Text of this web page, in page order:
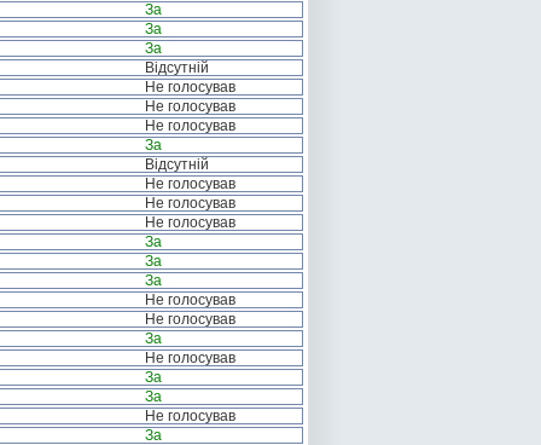
За
За
За
Відсутній
Не голосував
Не голосував
Не голосував
За
Відсутній
Не голосував
Не голосував
Не голосував
За
За
За
Не голосував
Не голосував
За
Не голосував
За
За
Не голосував
За